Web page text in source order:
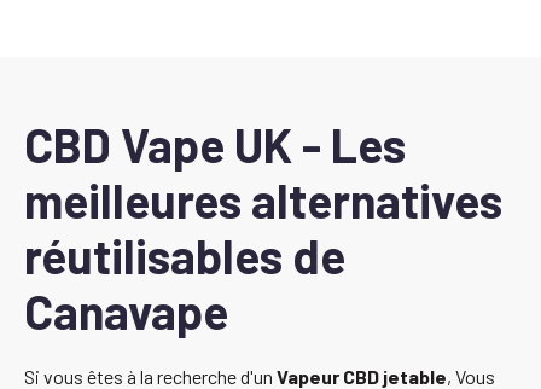
32,49
£.
CBD Vape UK - Les
meilleures alternatives
réutilisables de
Canavape
Si vous êtes à la recherche d'un Vapeur CBD jetable, Vous